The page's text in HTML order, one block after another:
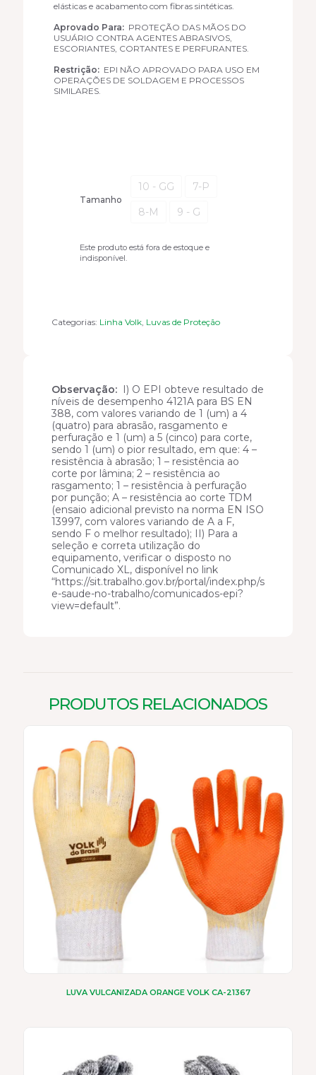
elásticas e acabamento com fibras sintéticas.
Aprovado Para: PROTEÇÃO DAS MÃOS DO
USUÁRIO CONTRA AGENTES ABRASIVOS,
ESCORIANTES, CORTANTES E PERFURANTES.
Restrição: EPI NÃO APROVADO PARA USO EM
OPERAÇÕES DE SOLDAGEM E PROCESSOS
SIMILARES.
Tamanho
10 - GG
7-P
8-M
9 - G
Este produto está fora de estoque e
indisponível.
Categorias: Linha Volk, Luvas de Proteção
Observação:
I) O EPI obteve resultado de
níveis de desempenho 4121A para BS EN
388, com valores variando de 1 (um) a 4
(quatro) para abrasão, rasgamento e
perfuração e 1 (um) a 5 (cinco) para corte,
sendo 1 (um) o pior resultado, em que: 4 –
resistência à abrasão; 1 – resistência ao
corte por lâmina; 2 – resistência ao
rasgamento; 1 – resistência à perfuração
por punção; A – resistência ao corte TDM
(ensaio adicional previsto na norma EN ISO
13997, com valores variando de A a F,
sendo F o melhor resultado); II) Para a
seleção e correta utilização do
equipamento, verificar o disposto no
Comunicado XL, disponível no link
“https://sit.trabalho.gov.br/portal/index.php/seguranca-
e-saude-no-trabalho/comunicados-epi?
view=default”.
PRODUTOS RELACIONADOS
LUVA VULCANIZADA ORANGE VOLK CA-21367
variantes.